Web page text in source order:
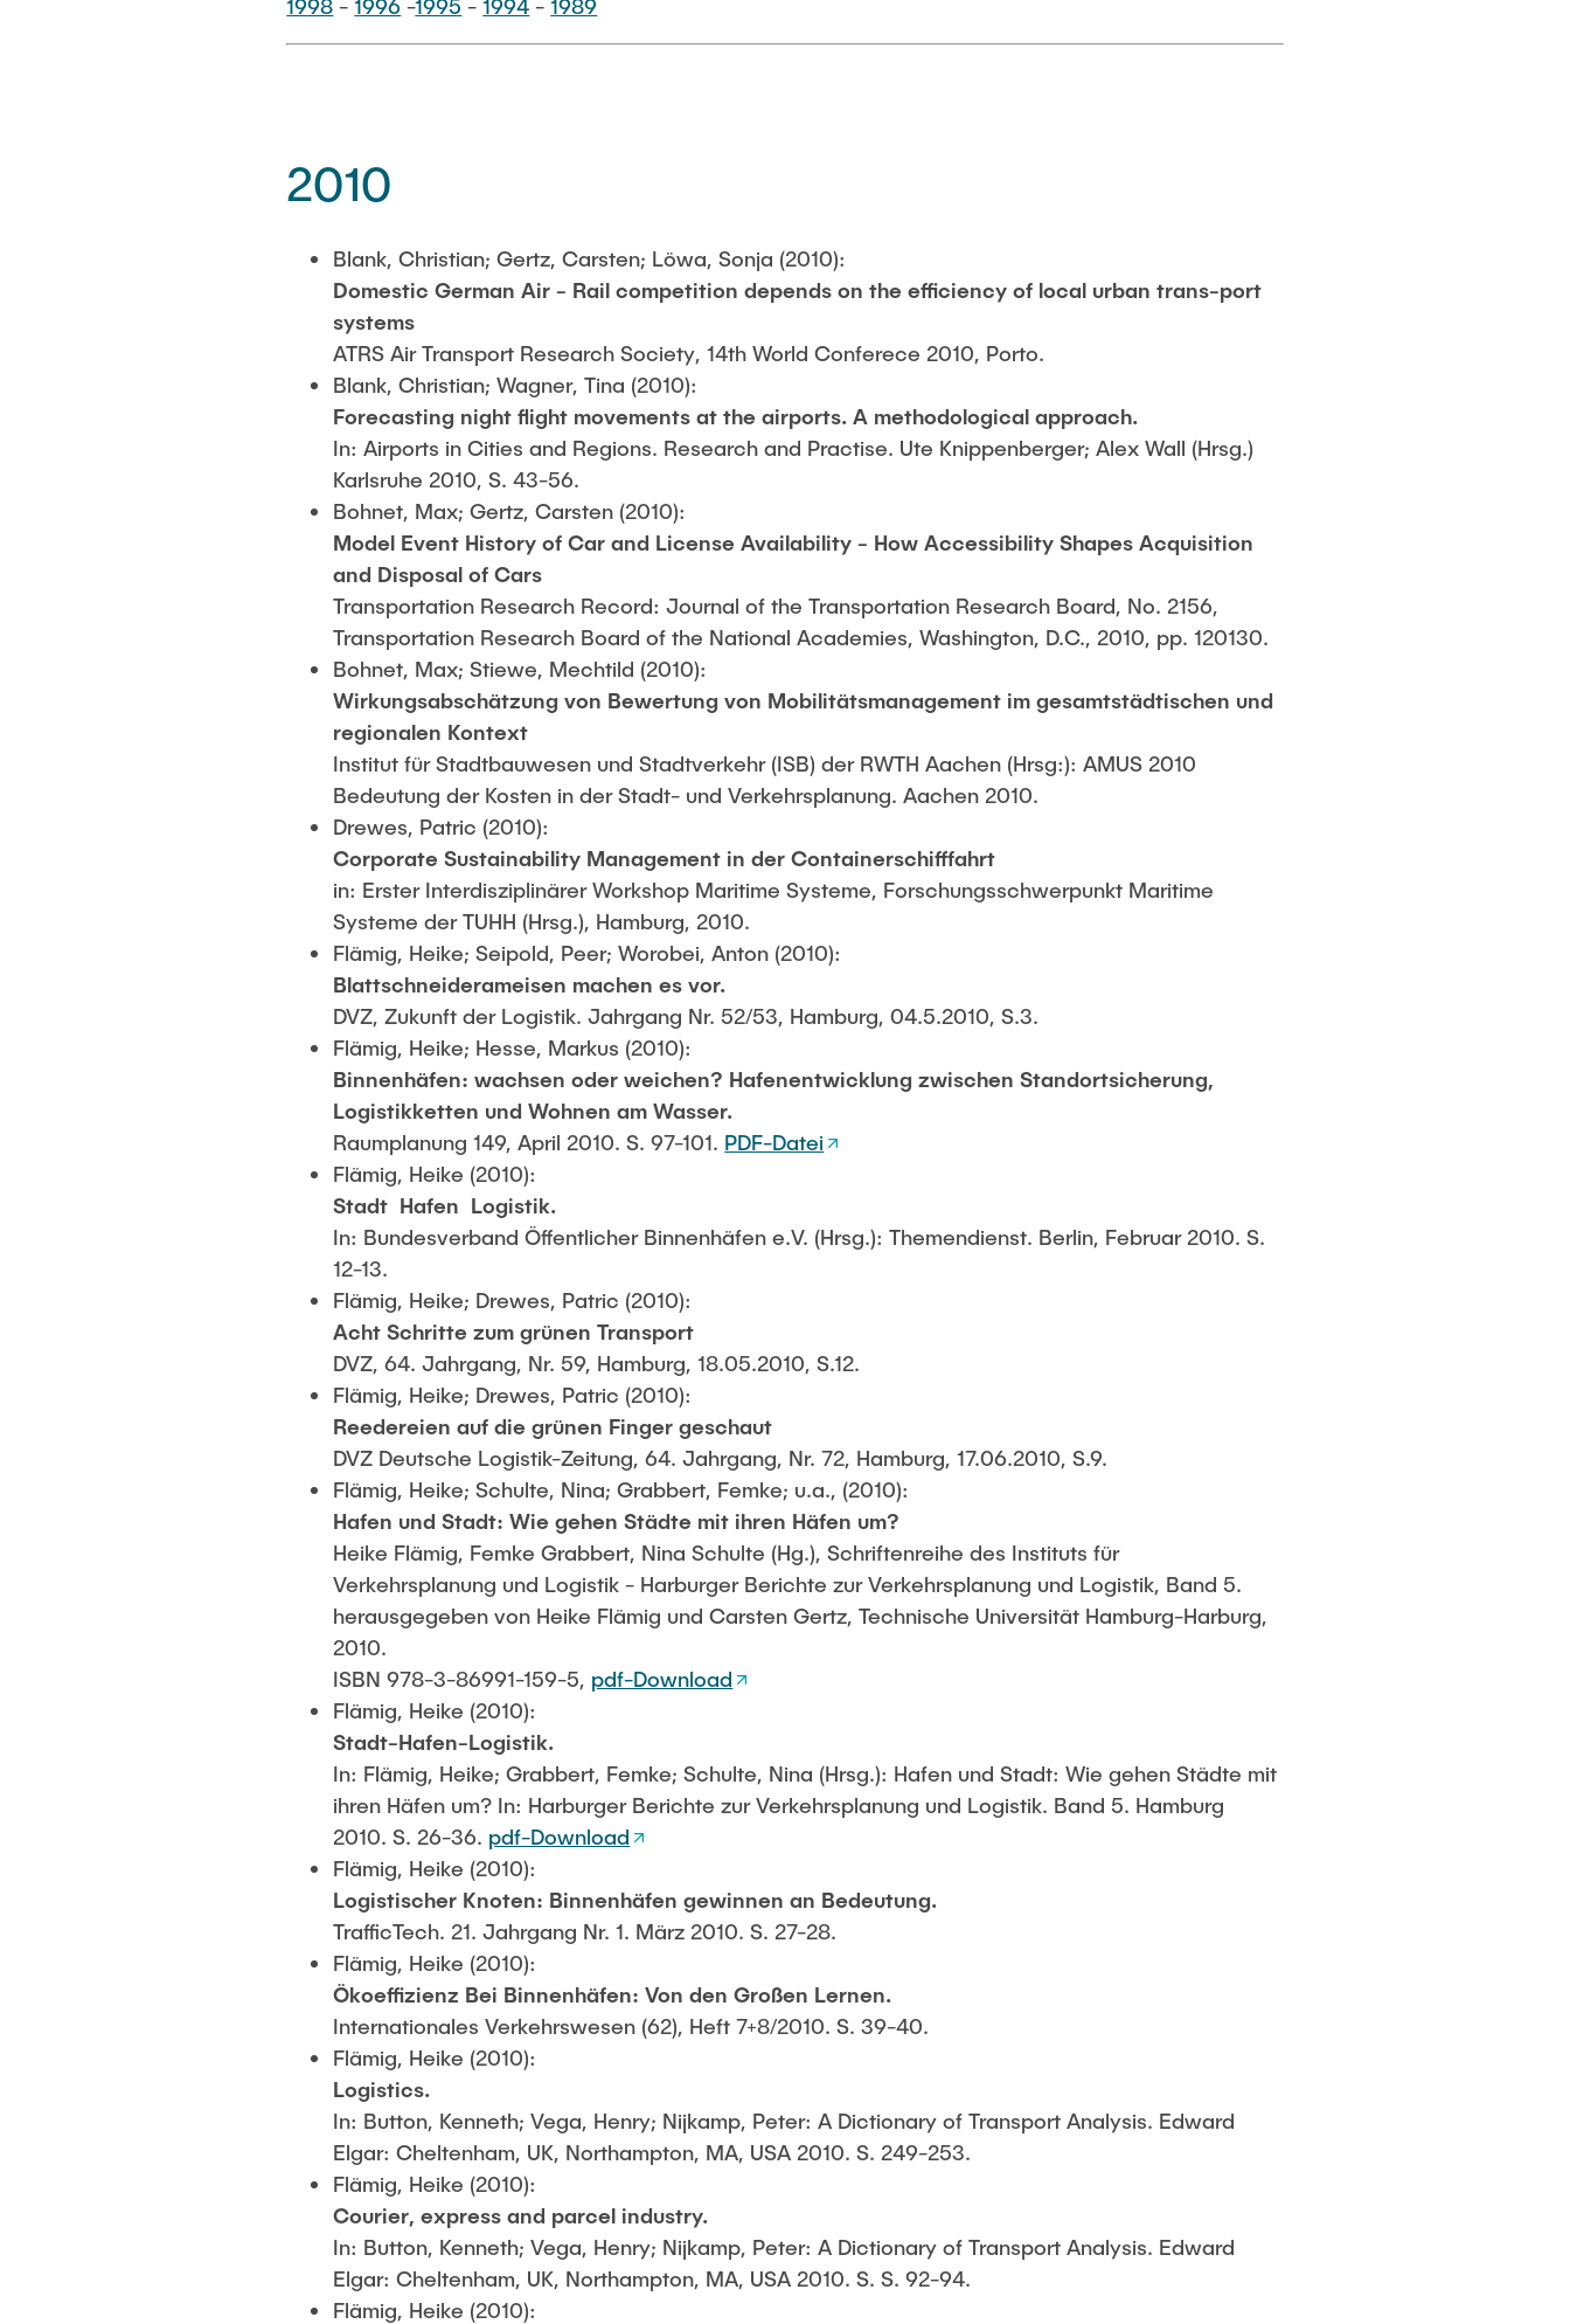
1998 -1996 -1995 -1994 -1989
2010
Blank, Christian; Gertz, Carsten; Löwa, Sonja (2010):
Domestic German Air - Rail competition depends on the efficiency of local urban trans-port
systems
ATRS Air Transport Research Society, 14th World Conferece 2010, Porto.
Blank, Christian; Wagner, Tina (2010):
Forecasting night flight movements at the airports. A methodological approach.
In: Airports in Cities and Regions. Research and Practise. Ute Knippenberger; Alex Wall (Hrsg.)
Karlsruhe 2010, S. 43-56.
Bohnet, Max; Gertz, Carsten (2010):
Model Event History of Car and License Availability - How Accessibility Shapes Acquisition
and Disposal of Cars
Transportation Research Record: Journal of the Transportation Research Board, No. 2156,
Transportation Research Board of the National Academies, Washington, D.C., 2010, pp. 120130.
Bohnet, Max; Stiewe, Mechtild (2010):
Wirkungsabschätzung von Bewertung von Mobilitätsmanagement im gesamtstädtischen und
regionalen Kontext
Institut für Stadtbauwesen und Stadtverkehr (ISB) der RWTH Aachen (Hrsg:): AMUS 2010 
Bedeutung der Kosten in der Stadt- und Verkehrsplanung. Aachen 2010.
Drewes, Patric (2010):
Corporate Sustainability Management in der Containerschifffahrt
in: Erster Interdisziplinärer Workshop Maritime Systeme, Forschungsschwerpunkt Maritime
Systeme der TUHH (Hrsg.), Hamburg, 2010.
Flämig, Heike; Seipold, Peer; Worobei, Anton (2010):
Blattschneiderameisen machen es vor.
DVZ, Zukunft der Logistik. Jahrgang Nr. 52/53, Hamburg, 04.5.2010, S.3.
Flämig, Heike; Hesse, Markus (2010):
Binnenhäfen: wachsen oder weichen? Hafenentwicklung zwischen Standortsicherung,
Logistikketten und Wohnen am Wasser.
Raumplanung 149, April 2010. S. 97-101. PDF-Datei
Flämig, Heike (2010):
Stadt  Hafen  Logistik.
In: Bundesverband Öffentlicher Binnenhäfen e.V. (Hrsg.): Themendienst. Berlin, Februar 2010. S.
12-13.
Flämig, Heike; Drewes, Patric (2010):
Acht Schritte zum grünen Transport
DVZ, 64. Jahrgang, Nr. 59, Hamburg, 18.05.2010, S.12.
Flämig, Heike; Drewes, Patric (2010):
Reedereien auf die grünen Finger geschaut
DVZ Deutsche Logistik-Zeitung, 64. Jahrgang, Nr. 72, Hamburg, 17.06.2010, S.9.
Flämig, Heike; Schulte, Nina; Grabbert, Femke; u.a., (2010):
Hafen und Stadt: Wie gehen Städte mit ihren Häfen um?
Heike Flämig, Femke Grabbert, Nina Schulte (Hg.), Schriftenreihe des Instituts für
Verkehrsplanung und Logistik - Harburger Berichte zur Verkehrsplanung und Logistik, Band 5.
herausgegeben von Heike Flämig und Carsten Gertz, Technische Universität Hamburg-Harburg,
2010.
ISBN 978-3-86991-159-5, pdf-Download
Flämig, Heike (2010):
Stadt-Hafen-Logistik.
In: Flämig, Heike; Grabbert, Femke; Schulte, Nina (Hrsg.): Hafen und Stadt: Wie gehen Städte mit
ihren Häfen um? In: Harburger Berichte zur Verkehrsplanung und Logistik. Band 5. Hamburg
2010. S. 26-36. pdf-Download
Flämig, Heike (2010):
Logistischer Knoten: Binnenhäfen gewinnen an Bedeutung.
TrafficTech. 21. Jahrgang Nr. 1. März 2010. S. 27-28.
Flämig, Heike (2010):
Ökoeffizienz Bei Binnenhäfen: Von den Großen Lernen.
Internationales Verkehrswesen (62), Heft 7+8/2010. S. 39-40.
Flämig, Heike (2010):
Logistics.
In: Button, Kenneth; Vega, Henry; Nijkamp, Peter: A Dictionary of Transport Analysis. Edward
Elgar: Cheltenham, UK, Northampton, MA, USA 2010. S. 249-253.
Flämig, Heike (2010):
Courier, express and parcel industry.
In: Button, Kenneth; Vega, Henry; Nijkamp, Peter: A Dictionary of Transport Analysis. Edward
Elgar: Cheltenham, UK, Northampton, MA, USA 2010. S. S. 92-94.
Flämig, Heike (2010):